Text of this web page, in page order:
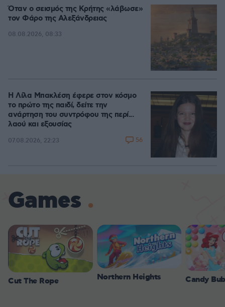
Όταν ο σεισμός της Κρήτης «λάβωσε»
τον Φάρο της Αλεξάνδρειας
08.08.2026, 08:33
Η Λίλα Μπακλέση έφερε στον κόσμο
το πρώτο της παιδί, δείτε την
ανάρτηση του συντρόφου της περί...
λαού και εξουσίας
07.08.2026, 22:23 56
Games
Cut The Rope Northern Heights Candy